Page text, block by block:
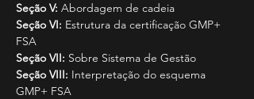
Seção V: Abordagem de cadeia
Seção VI: Estrutura da certificação GMP+
FSA
Seção VII: Sobre Sistema de Gestão
Seção VIII: Interpretação do esquema
GMP+ FSA